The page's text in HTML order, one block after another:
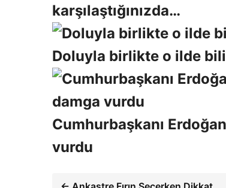
karşılaştığınızda…
Doluyla birlikte o ilde
Cumhurbaşkanı
vurdu